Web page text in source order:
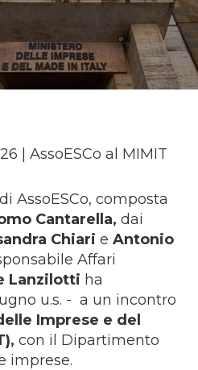
| AssoESCo al MIMIT
AssoESCo, composta
Cantarella, dai
Chiari e Antonio
Affari
Lanzilotti ha
u.s. - a un incontro
Imprese e del
con il Dipartimento
imprese.